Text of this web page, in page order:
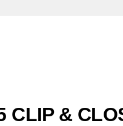
CLIP &